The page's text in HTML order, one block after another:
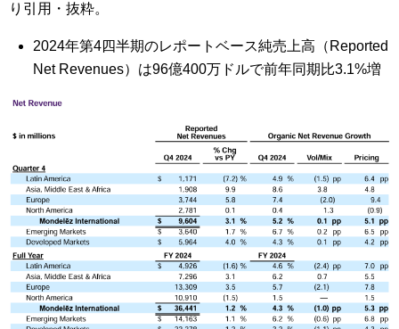
り引用・抜粋。
2024年第4四半期のレポートベース純売上高（Reported
Net Revenues）は96億400万ドルで前年同期比3.1%増